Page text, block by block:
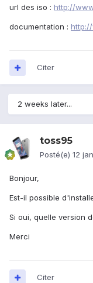
url des iso : http://
documentation :
Citer
2 weeks later...
toss95
Posté(e) 12
Bonjour,
Est-il possible
Si oui, quelle version
Merci
Citer